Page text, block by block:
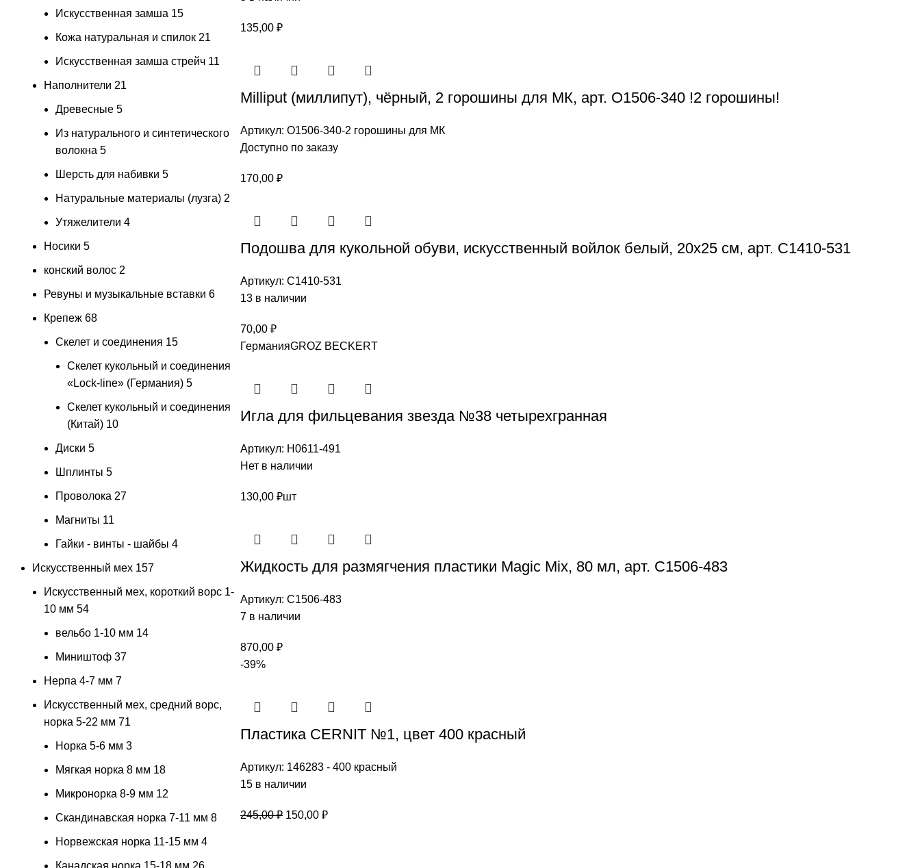
135,00 ₽
Milliput (миллипут), чёрный, 2 горошины для МК, арт. О1506-340 !2 горошины!
Артикул: О1506-340-2 горошины для МК
Доступно по заказу
170,00 ₽
Подошва для кукольной обуви, искусственный войлок белый, 20х25 см, арт. С1410-531
Артикул: С1410-531
13 в наличии
70,00 ₽
ГерманияGROZ BEСKERT
Игла для фильцевания звезда №38 четырехгранная
Артикул: Н0611-491
Нет в наличии
130,00 ₽шт
Жидкость для размягчения пластики Magic Mix, 80 мл, арт. С1506-483
Артикул: С1506-483
7 в наличии
870,00 ₽
-39%
Пластика CERNIT №1, цвет 400 красный
Артикул: 146283 - 400 красный
15 в наличии
245,00₽ Первоначальная
150,00 ₽Текущая
Искусственная замша 15
Кожа натуральная и спилок 21
Искусственная замша стрейч 11
Наполнители 21
Древесные 5
Из натурального и синтетического
волокна 5
Шерсть для набивки 5
Натуральные материалы (лузга) 2
Утяжелители 4
Носики 5
конский волос 2
Ревуны и музыкальные вставки 6
Крепеж 68
Скелет и соединения 15
Скелет кукольный и соединения
«Lock-line» (Германия) 5
Скелет кукольный и соединения
(Китай) 10
Диски 5
Шплинты 5
Проволока 27
Магниты 11
Гайки - винты - шайбы 4
Искусственный мех 157
Искусственный мех, короткий ворс 1-
10 мм 54
вельбо 1-10 мм 14
Миништоф 37
Нерпа 4-7 мм 7
Искусственный мех, средний ворс,
норка 5-22 мм 71
Норка 5-6 мм 3
Мягкая норка 8 мм 18
Микронорка 8-9 мм 12
Скандинавская норка 7-11 мм 8
Норвежская норка 11-15 мм 4
Канадская норка 15-18 мм 26